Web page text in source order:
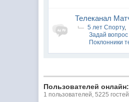
Телеканал
5 лет Спорту,
Задай
Поклонники
Пользователей
1 пользователей, 5225